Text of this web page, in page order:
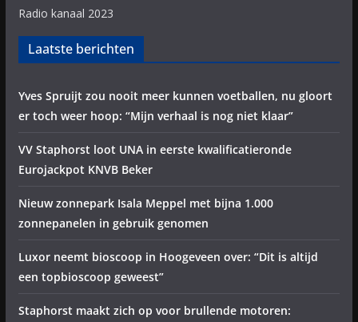
Radio kanaal 2023
Laatste berichten
Yves Spruijt zou nooit meer kunnen voetballen, nu gloort
er toch weer hoop: “Mijn verhaal is nog niet klaar”
VV Staphorst loot UNA in eerste kwalificatieronde
Eurojackpot KNVB Beker
Nieuw zonnepark Isala Meppel met bijna 1.000
zonnepanelen in gebruik genomen
Luxor neemt bioscoop in Hoogeveen over: “Dit is altijd
een topbioscoop geweest”
Staphorst maakt zich op voor brullende motoren: